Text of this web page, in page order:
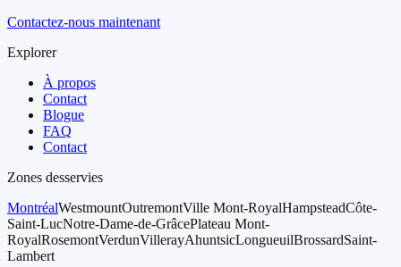
Contactez-nous maintenant
Explorer
À propos
Contact
Blogue
FAQ
Contact
Zones desservies
MontréalWestmountOutremontVille Mont-RoyalHampsteadCôte-
Saint-LucNotre-Dame-de-GrâcePlateau Mont-
RoyalRosemontVerdunVillerayAhuntsicLongueuilBrossardSaint-
Lambert